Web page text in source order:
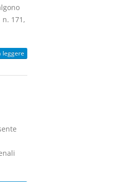
171,
leggere